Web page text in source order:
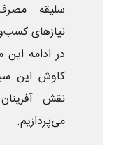
سلیقه
نیازهای
در ادامه
کاوش این
نقش
می‌پردازیم.